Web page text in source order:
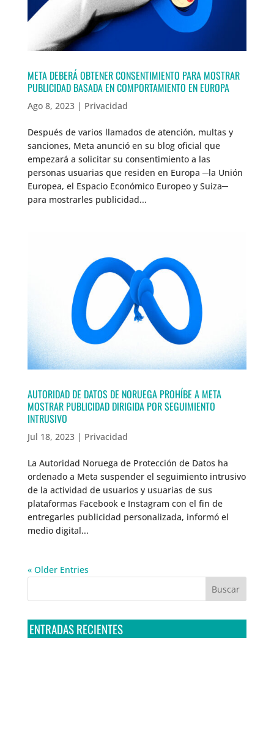
META DEBERÁ OBTENER CONSENTIMIENTO PARA MOSTRAR
PUBLICIDAD BASADA EN COMPORTAMIENTO EN EUROPA
Ago 8, 2023| Privacidad
Después de varios llamados de atención, multas y
sanciones, Meta anunció en su blog oficial que
empezará a solicitar su consentimiento a las
personas usuarias que residen en Europa ─la Unión
Europea, el Espacio Económico Europeo y Suiza─
para mostrarles publicidad...
AUTORIDAD DE DATOS DE NORUEGA PROHÍBE A META
MOSTRAR PUBLICIDAD DIRIGIDA POR SEGUIMIENTO
INTRUSIVO
Jul 18, 2023| Privacidad
La Autoridad Noruega de Protección de Datos ha
ordenado a Meta suspender el seguimiento intrusivo
de la actividad de usuarios y usuarias de sus
plataformas Facebook e Instagram con el fin de
entregarles publicidad personalizada, informó el
medio digital...
« Older Entries
ENTRADAS RECIENTES